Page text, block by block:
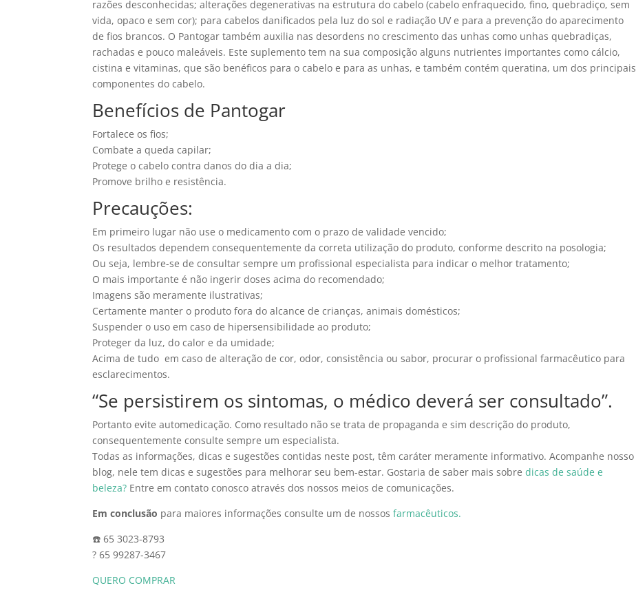
razões desconhecidas; alterações degenerativas na estrutura do cabelo (cabelo enfraquecido, fino, quebradiço, sem
vida, opaco e sem cor); para cabelos danificados pela luz do sol e radiação UV e para a prevenção do aparecimento
de fios brancos. O Pantogar também auxilia nas desordens no crescimento das unhas como unhas quebradiças,
rachadas e pouco maleáveis. Este suplemento tem na sua composição alguns nutrientes importantes como cálcio,
cistina e vitaminas, que são benéficos para o cabelo e para as unhas, e também contém queratina, um dos principais
componentes do cabelo.
Benefícios de Pantogar
Fortalece os fios;
Combate a queda capilar;
Protege o cabelo contra danos do dia a dia;
Promove brilho e resistência.
Precauções:
Em primeiro lugar não use o medicamento com o prazo de validade vencido;
Os resultados dependem consequentemente da correta utilização do produto, conforme descrito na posologia;
Ou seja, lembre-se de consultar sempre um profissional especialista para indicar o melhor tratamento;
O mais importante é não ingerir doses acima do recomendado;
Imagens são meramente ilustrativas;
Certamente manter o produto fora do alcance de crianças, animais domésticos;
Suspender o uso em caso de hipersensibilidade ao produto;
Proteger da luz, do calor e da umidade;
Acima de tudo em caso de alteração de cor, odor, consistência ou sabor, procurar o profissional farmacêutico para
esclarecimentos.
“Se persistirem os sintomas, o médico deverá ser consultado”.
Portanto evite automedicação. Como resultado não se trata de propaganda e sim descrição do produto,
consequentemente consulte sempre um especialista.
Todas as informações, dicas e sugestões contidas neste post, têm caráter meramente informativo. Acompanhe nosso
blog, nele tem dicas e sugestões para melhorar seu bem-estar. Gostaria de saber mais sobredicas de saúde e
beleza? Entre em contato conosco através dos nossos meios de comunicações.
Em conclusão para maiores informações consulte um de nossos farmacêuticos.
☎️ 65 3023-8793
? 65 99287-3467
QUERO COMPRAR